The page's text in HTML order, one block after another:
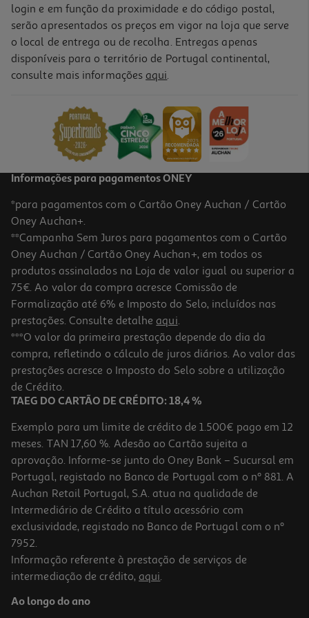
login e em função da proximidade e do código postal,
serão apresentados os preços em vigor na loja que serve
o local de entrega ou de recolha. Entregas apenas
disponíveis para o território de Portugal continental,
consulte mais informações aqui.
Informações para pagamentos ONEY
*para pagamentos com o Cartão Oney Auchan / Cartão
Oney Auchan+.
**Campanha Sem Juros para pagamentos com o Cartão
Oney Auchan / Cartão Oney Auchan+, em todos os
produtos assinalados na Loja de valor igual ou superior a
75€. Ao valor da compra acresce Comissão de
Formalização até 6% e Imposto do Selo, incluídos nas
prestações. Consulte detalhe aqui.
***O valor da primeira prestação depende do dia da
compra, refletindo o cálculo de juros diários. Ao valor das
prestações acresce o Imposto do Selo sobre a utilização
de Crédito.
TAEG DO CARTÃO DE CRÉDITO: 18,4 %
Exemplo para um limite de crédito de 1.500€ pago em 12
meses. TAN 17,60 %. Adesão ao Cartão sujeita a
aprovação. Informe-se junto do Oney Bank – Sucursal em
Portugal, registado no Banco de Portugal com o nº 881. A
Auchan Retail Portugal, S.A. atua na qualidade de
Intermediário de Crédito a título acessório com
exclusividade, registado no Banco de Portugal com o nº
7952.
Informação referente à prestação de serviços de
intermediação de crédito, aqui.
Ao longo do ano